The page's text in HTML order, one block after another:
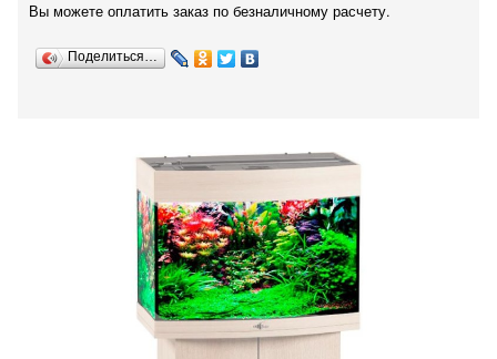
Вы можете оплатить заказ по безналичному расчету.
Поделиться…